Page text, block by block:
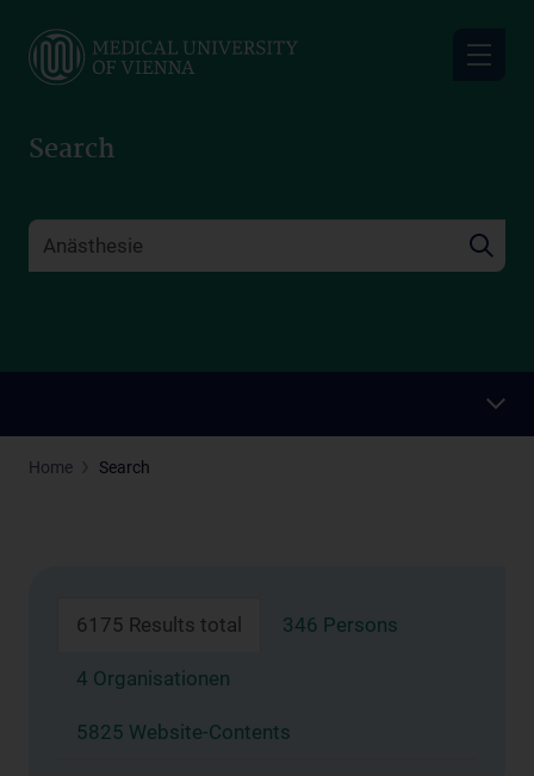
main
Search
Home Search
6175 Results total 346 Persons
4 Organisationen
5825 Website-Contents